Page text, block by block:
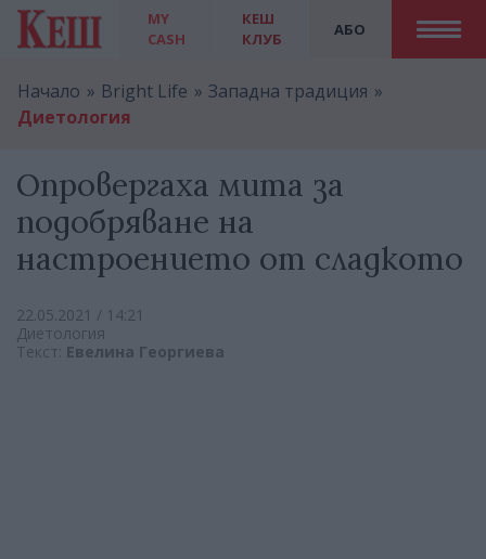
MY
CASH
АБО
КЕШ
КЛУБ
Начало Bright Life
Западна традиция
Диетология
Опровергаха мита за
подобряване на
настроението от сладкото
22.05.2021 / 14:21
Диетология
Текст: Евелина Георгиева